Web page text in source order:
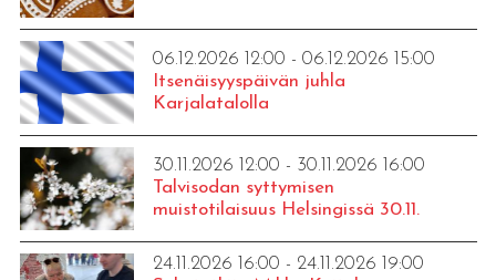
06.12.2026 12:00 - 06.12.2026 15:00
Itsenäisyyspäivän juhla
Karjalatalolla
30.11.2026 12:00 - 30.11.2026 16:00
Talvisodan syttymisen
muistotilaisuus Helsingissä 30.11.
24.11.2026 16:00 - 24.11.2026 19:00